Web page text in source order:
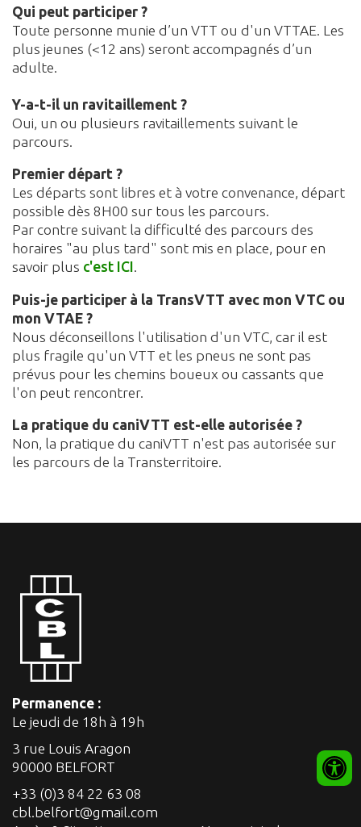
Qui peut participer ?
Toute personne munie d’un VTT ou d'un VTTAE. Les
plus jeunes (<12 ans) seront accompagnés d’un
adulte.
Y-a-t-il un ravitaillement ?
Oui, un ou plusieurs ravitaillements suivant le
parcours.
Premier départ ?
Les départs sont libres et à votre convenance, départ
possible dès 8H00 sur tous les parcours.
Par contre suivant la difficulté des parcours des
horaires "au plus tard" sont mis en place, pour en
savoir plus c'est ICI.
Puis-je participer à la TransVTT avec mon VTC ou
mon VTAE ?
Nous déconseillons l'utilisation d'un VTC, car il est
plus fragile qu'un VTT et les pneus ne sont pas
prévus pour les chemins boueux ou cassants que
l'on peut rencontrer.
La pratique du caniVTT est-elle autorisée ?
Non, la pratique du caniVTT n'est pas autorisée sur
les parcours de la Transterritoire.
Permanence :
Le jeudi de 18h à 19h
3 rue Louis Aragon
90000 BELFORT
+33 (0)3 84 22 63 08
cbl.belfort@gmail.com